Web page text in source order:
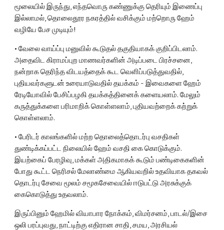
மூலையில் இருந்து, எந்தவொரு கண்ணுக்கு தெரியும் இணைப்பு
இல்லாமல், தொலைதூர நகரத்தில் வசிக்கும் மற்றொரு ஹேம்
வழியே பேச முடியும்!
• வேலை வாய்ப்பு மனுவில் கூடுதல் தகுதியாகக் குறிப்பிடலாம்.
அதைவிட கிராமப்புற மாணவர்களின் அடிப்படை பிரச்சனை,
நன்றாக தெரிந்த விடயத்தைக் கூட வெளிப்படுத்துவதில்,
புதியவர்களுடன் உரையாடுவதில் தயக்கம் - இவைகளை ஹேம்
ரேடியோவில் பேசிப்பழகி தயக்கத்தினைக் களையலாம். மேலும்
கருத்துக்களை பரிமாறிக் கொள்ளலாம், புதியவற்றைக் கற்றுக்
கொள்ளலாம்.
• பேரிடர் காலங்களில் மற்ற தொலைத்தொடர்பு வசதிகள்
துண்டிக்கப்பட்ட நிலையில் ஹேம் வசதி கை கொடுக்கும்.
இயற்கைப் பேரழிவு, மக்கள் அதிகமாகக் கூடும் பண்டிகைகளின்
போது கூட்ட நெரிசல் மேலாண்மை ஆகியவறில் உதவியாக தகவல்
தொடர்பு சேவை மூலம் சமூகசேவையில் ஈடுபட்டு அரசுக்குக்
கைகொடுத்து உதவலாம்.
இருப்பினும் ஹேமில் வியாபார நோக்கம், விமர்சனம், பாடல்/இசை
ஒலி பரப்புவது, நாட்டிற்கு எதிரான சாதி, சமய, அரசியல்